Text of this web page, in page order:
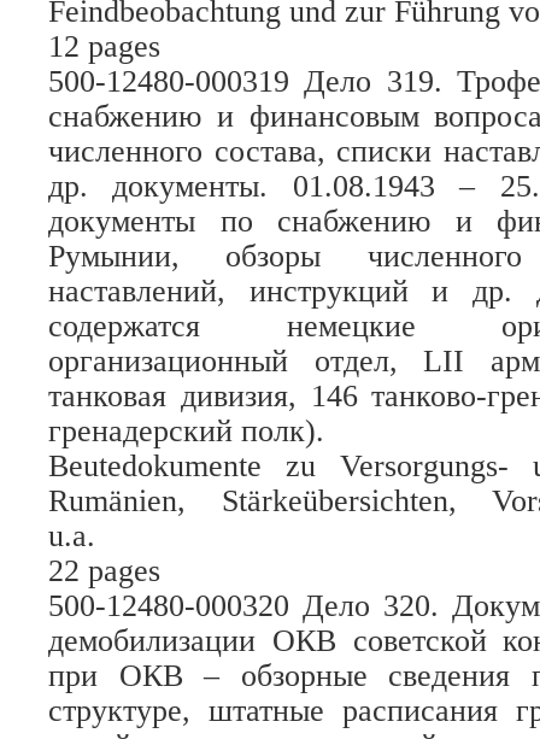
Feindbeobachtung und zur Führung
12 pages
500-12480-000319 Дело 319.
снабжению и финансовым
численного состава, списки
др. документы. 01.08.1943 –
документы по снабжению и
Румынии, обзоры
наставлений, инструкций и
содержатся немецкие
организационный отдел, LII
танковая дивизия, 146 танково-
гренадерский полк).
Beutedokumente zu
Rumänien, Stärkeübersichten,
u.a.
22 pages
500-12480-000320 Дело 320.
демобилизации ОКВ советской
при ОКВ – обзорные сведения
структуре, штатные расписания